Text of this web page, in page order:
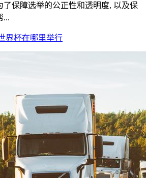
了保障选举的公正性和透明度, 以及保
...
界杯在哪里举行